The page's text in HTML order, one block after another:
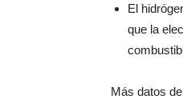
El
que la
Más datos